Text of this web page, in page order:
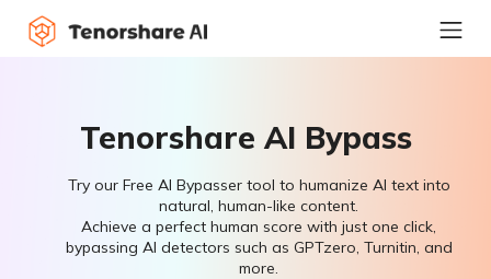
Tenorshare AI Bypass
Try our Free AI Bypasser tool to humanize AI text into
natural, human-like content.
Achieve a perfect human score with just one click,
bypassing AI detectors such as GPTzero, Turnitin, and
more.